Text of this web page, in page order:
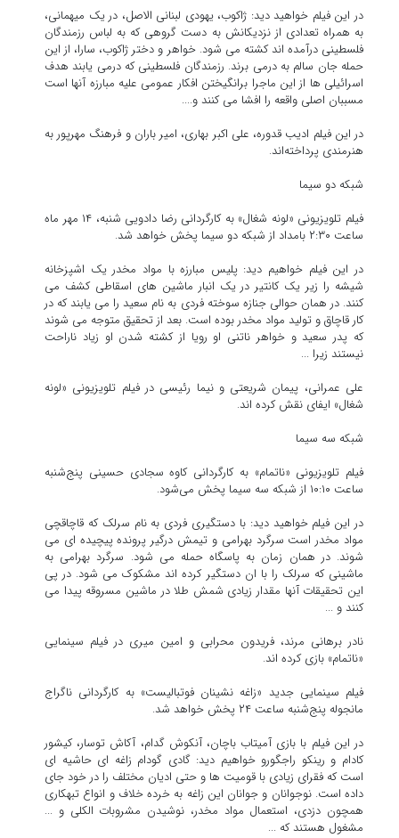
در این فیلم خواهید دید: ژاکوب، یهودی لبنانی الاصل، در یک میهمانی،
به همراه تعدادی از نزدیکانش به دست گروهی که به لباس رزمندگان
فلسطینی درآمده اند کشته می شود. خواهر و دختر ژاکوب، سارا، از این
حمله جان سالم به درمی برند. رزمندگان فلسطینی که درمی یابند هدف
اسرائیلی ها از این ماجرا برانگیختن افکار عمومی علیه مبارزه آنها است
مسببان اصلی واقعه را افشا می کنند و....
در این فیلم ادیب قدوره، علی اکبر بهاری، امیر باران و فرهنگ مهرپور به
هنرمندی پرداخته‌اند.
شبکه دو سیما
فیلم تلویزیونی «لونه شغال» به کارگردانی رضا دادویی شنبه، ۱۴ مهر ماه
ساعت ۲:۳۰ بامداد از شبکه دو سیما پخش خواهد شد.
در این فیلم خواهیم دید: پلیس مبارزه با مواد مخدر یک اشپزخانه
شیشه را زیر یک کانتیر در یک انبار ماشین های اسقاطی کشف می
کنند. در همان حوالی جنازه سوخته فردی به نام سعید را می یابند که در
کار قاچاق و تولید مواد مخدر بوده است. بعد از تحقیق متوجه می شوند
که پدر سعید و خواهر ناتنی او رویا از کشته شدن او زیاد ناراحت
نیستند زیرا ...
علی عمرانی، پیمان شریعتی و نیما رئیسی در فیلم تلویزیونی «لونه
شغال» ایفای نقش کرده اند.
شبکه سه سیما
فیلم تلویزیونی «ناتمام» به کارگردانی کاوه سجادی حسینی پنج‌شنبه
ساعت ۱۰:۱۰ از شبکه سه سیما پخش می‌شود.
در این فیلم خواهید دید: با دستگیری فردی به نام سرلک که قاچاقچی
مواد مخدر است سرگرد بهرامی و تیمش درگیر پرونده پیچیده ای می
شوند. در همان زمان به پاسگاه حمله می شود. سرگرد بهرامی به
ماشینی که سرلک را با ان دستگیر کرده اند مشکوک می شود. در پی
این تحقیقات آنها مقدار زیادی شمش طلا در ماشین مسروقه پیدا می
کنند و ...
نادر برهانی مرند، فریدون محرابی و امین میری در فیلم سینمایی
«ناتمام» بازی کرده اند.
فیلم سینمایی جدید «زاغه نشینان فوتبالیست» به کارگردانی ناگراج
مانجوله پنج‌شنبه ساعت ۲۴ پخش خواهد شد.
در این فیلم با بازی آمیتاب باچان، آنکوش گدام، آکاش توسار، کیشور
کادام و رینکو راجگورو خواهیم دید: گادی گودام زاغه ای حاشیه ای
است که فقرای زیادی با قومیت ها و حتی ادیان مختلف را در خود جای
داده است. نوجوانان و جوانان این زاغه به خرده خلاف و انواع تبهکاری
همچون دزدی، استعمال مواد مخدر، نوشیدن مشروبات الکلی و ...
مشغول هستند که ...